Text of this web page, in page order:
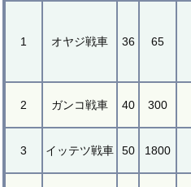
1 オヤジ戦車 36 65
2 ガンコ戦車 40 300
3 イッテツ戦車 50 1800